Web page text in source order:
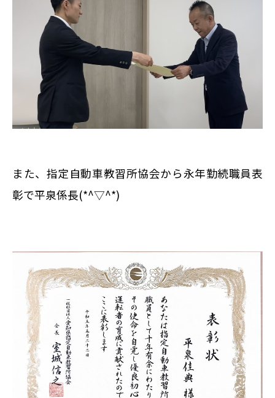
また、指定自動車教習所協会から永年勤続職員表
彰で平泉係長(*^▽^*)